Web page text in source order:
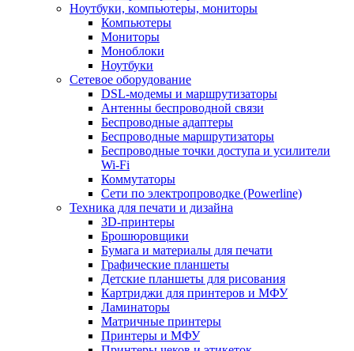
Ноутбуки, компьютеры, мониторы
Компьютеры
Мониторы
Моноблоки
Ноутбуки
Сетевое оборудование
DSL-модемы и маршрутизаторы
Антенны беспроводной связи
Беспроводные адаптеры
Беспроводные маршрутизаторы
Беспроводные точки доступа и усилители
Wi-Fi
Коммутаторы
Сети по электропроводке (Powerline)
Техника для печати и дизайна
3D-принтеры
Брошюровщики
Бумага и материалы для печати
Графические планшеты
Детские планшеты для рисования
Картриджи для принтеров и МФУ
Ламинаторы
Матричные принтеры
Принтеры и МФУ